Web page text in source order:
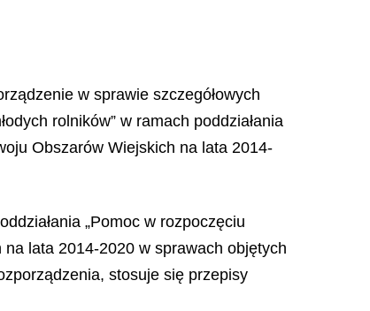
w sprawie szczegółowych
rolników” w ramach poddziałania
Obszarów Wiejskich na lata 2014-
„Pomoc w rozpoczęciu
lata 2014-2020 w sprawach objętych
stosuje się przepisy